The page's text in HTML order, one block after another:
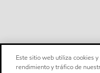
Este sitio web utiliza cookies
rendimiento y tráfico de